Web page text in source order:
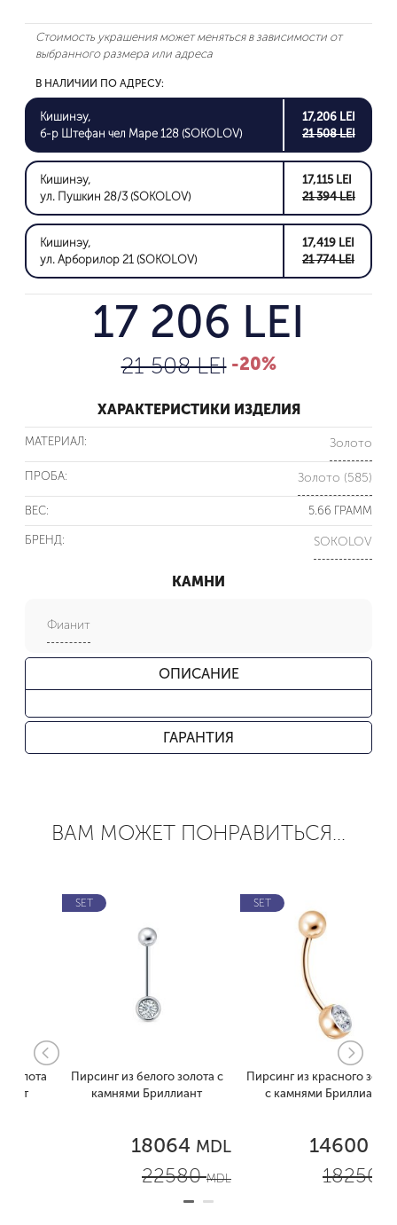
Стоимость украшения может меняться в зависимости от
выбранного размера или адреса
В НАЛИЧИИ ПО АДРЕСУ:
Кишинэу,
б-р Штефан чел Маре 128 (SOKOLOV)
17,206 LEI
21 508 LEI
Кишинэу,
ул. Пушкин 28/3 (SOKOLOV)
17,115 LEI
21 394 LEI
Кишинэу,
ул. Арборилор 21 (SOKOLOV)
17,419 LEI
21 774 LEI
17 206 LEI
21 508 LEI -20%
ХАРАКТЕРИСТИКИ ИЗДЕЛИЯ
МАТЕРИАЛ: Золото
ПРОБА: Золото (585)
ВЕС: 5.66 ГРАММ
БРЕНД: SOKOLOV
КАМНИ
Фианит
ОПИСАНИЕ
ГАРАНТИЯ
ВАМ МОЖЕТ ПОНРАВИТЬСЯ...
Пирсинг из белого золота с
камнями Бриллиант
18064MDL
22580MDL
Пирсинг из красного золота
с камнями Бриллиант
14600MDL
18250MDL